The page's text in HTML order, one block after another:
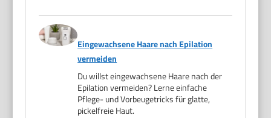
Eingewachsene Haare nach Epilation
vermeiden
Du willst eingewachsene Haare nach der
Epilation vermeiden? Lerne einfache
Pflege- und Vorbeugetricks für glatte,
pickelfreie Haut.